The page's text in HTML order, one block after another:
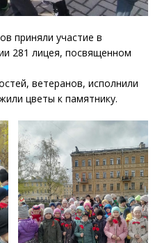
приняли участие в
281 лицея, посвященном
ветеранов, исполнили
цветы к памятнику.